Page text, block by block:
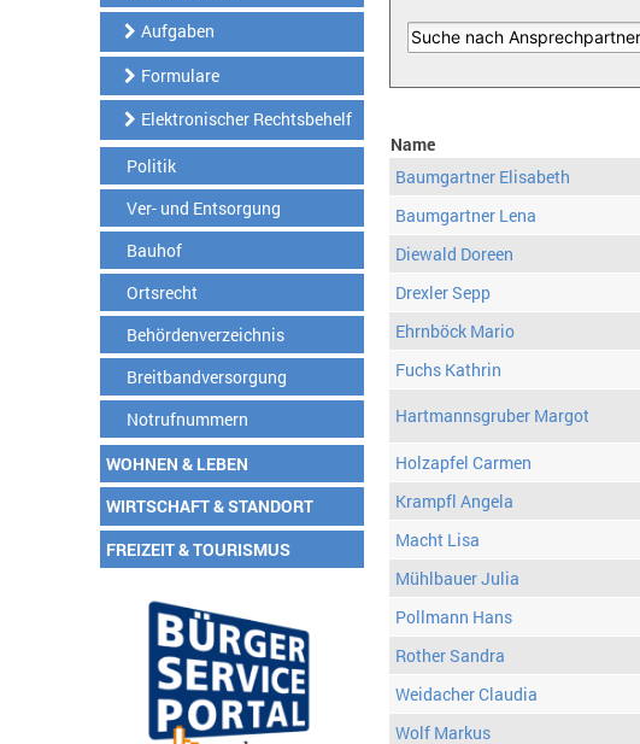
Aufgaben
Formulare
Elektronischer Rechtsbehelf
Politik
Ver- und Entsorgung
Bauhof
Ortsrecht
Behördenverzeichnis
Breitbandversorgung
Notrufnummern
WOHNEN & LEBEN
WIRTSCHAFT & STANDORT
FREIZEIT & TOURISMUS
Name
Baumgartner Elisabeth
Baumgartner Lena
Diewald Doreen
Drexler Sepp
Ehrnböck Mario
Fuchs Kathrin
Hartmannsgruber Margot
Holzapfel Carmen
Krampfl Angela
Macht Lisa
Mühlbauer Julia
Pollmann Hans
Rother Sandra
Weidacher Claudia
Wolf Markus